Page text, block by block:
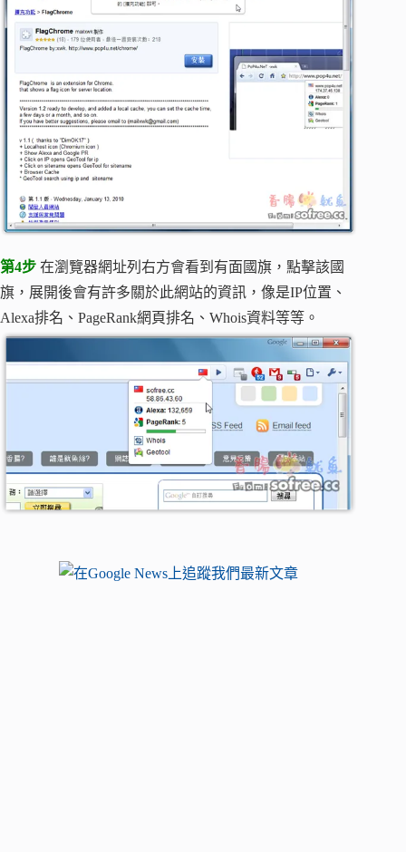
第4步 在瀏覽器網址列右方會看到有面國旗，點擊該國
旗，展開後會有許多關於此網站的資訊，像是IP位置、
Alexa排名、PageRank網頁排名、Whois資料等等。